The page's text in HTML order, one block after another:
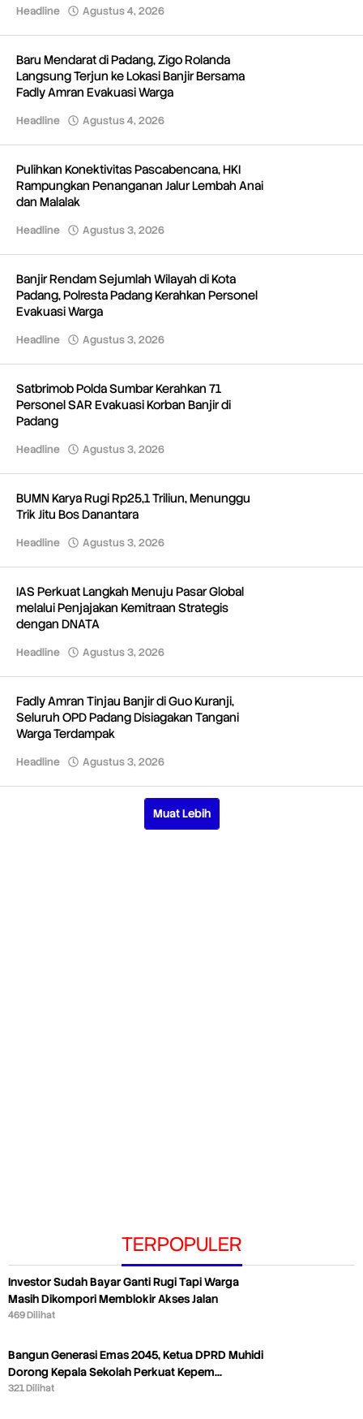
Headline Agustus 4, 2026
Baru Mendarat di Padang, Zigo Rolanda
Langsung Terjun ke Lokasi Banjir Bersama
Fadly Amran Evakuasi Warga
Headline Agustus 4, 2026
Pulihkan Konektivitas Pascabencana, HKI
Rampungkan Penanganan Jalur Lembah Anai
dan Malalak
Headline Agustus 3, 2026
Banjir Rendam Sejumlah Wilayah di Kota
Padang, Polresta Padang Kerahkan Personel
Evakuasi Warga
Headline Agustus 3, 2026
Satbrimob Polda Sumbar Kerahkan 71
Personel SAR Evakuasi Korban Banjir di
Padang
Headline Agustus 3, 2026
BUMN Karya Rugi Rp25,1 Triliun, Menunggu
Trik Jitu Bos Danantara
Headline Agustus 3, 2026
IAS Perkuat Langkah Menuju Pasar Global
melalui Penjajakan Kemitraan Strategis
dengan DNATA
Headline Agustus 3, 2026
Fadly Amran Tinjau Banjir di Guo Kuranji,
Seluruh OPD Padang Disiagakan Tangani
Warga Terdampak
Headline Agustus 3, 2026
Muat Lebih
TERPOPULER
Investor Sudah Bayar Ganti Rugi Tapi Warga
Masih Dikompori Memblokir Akses Jalan
469 Dilihat
Bangun Generasi Emas 2045, Ketua DPRD Muhidi
Dorong Kepala Sekolah Perkuat Kepem…
321 Dilihat